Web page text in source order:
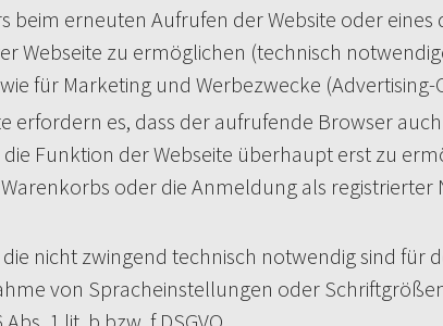
erneuten Aufrufen der Website oder
Webseite zu ermöglichen (technisch
für Marketing und Werbezwecke (Advertising-
erfordern es, dass der aufrufende Browser
Funktion der Webseite überhaupt erst zu
oder die Anmeldung als registrierter
nicht zwingend technisch notwendig sind für
von Spracheinstellungen oder